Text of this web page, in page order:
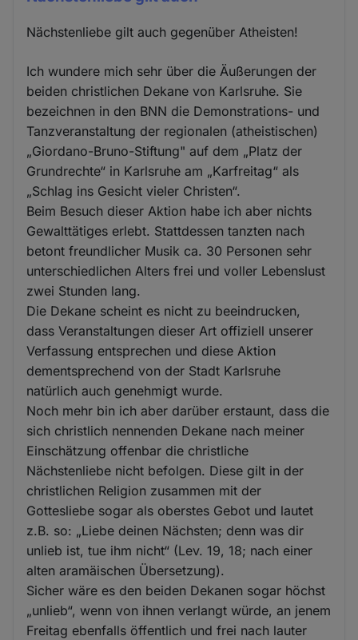
Nächstenliebe gilt auch gegenüber Atheisten!
Ich wundere mich sehr über die Äußerungen der
beiden christlichen Dekane von Karlsruhe. Sie
bezeichnen in den BNN die Demonstrations- und
Tanzveranstaltung der regionalen (atheistischen)
„Giordano-Bruno-Stiftung" auf dem „Platz der
Grundrechte“ in Karlsruhe am „Karfreitag“ als
„Schlag ins Gesicht vieler Christen“.
Beim Besuch dieser Aktion habe ich aber nichts
Gewalttätiges erlebt. Stattdessen tanzten nach
betont freundlicher Musik ca. 30 Personen sehr
unterschiedlichen Alters frei und voller Lebenslust
zwei Stunden lang.
Die Dekane scheint es nicht zu beeindrucken,
dass Veranstaltungen dieser Art offiziell unserer
Verfassung entsprechen und diese Aktion
dementsprechend von der Stadt Karlsruhe
natürlich auch genehmigt wurde.
Noch mehr bin ich aber darüber erstaunt, dass die
sich christlich nennenden Dekane nach meiner
Einschätzung offenbar die christliche
Nächstenliebe nicht befolgen. Diese gilt in der
christlichen Religion zusammen mit der
Gottesliebe sogar als oberstes Gebot und lautet
z.B. so: „Liebe deinen Nächsten; denn was dir
unlieb ist, tue ihm nicht“ (Lev. 19, 18; nach einer
alten aramäischen Übersetzung).
Sicher wäre es den beiden Dekanen sogar höchst
„unlieb“, wenn von ihnen verlangt würde, an jenem
Freitag ebenfalls öffentlich und frei nach lauter